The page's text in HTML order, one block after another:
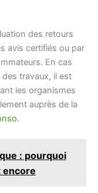
des retours
avis certifiés ou par
En cas
travaux, il est
les organismes
auprès de la
.
: pourquoi